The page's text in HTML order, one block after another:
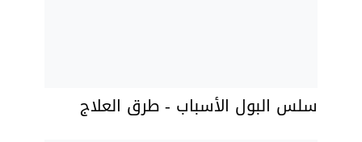
سلس البول الأسباب - طرق العلاج